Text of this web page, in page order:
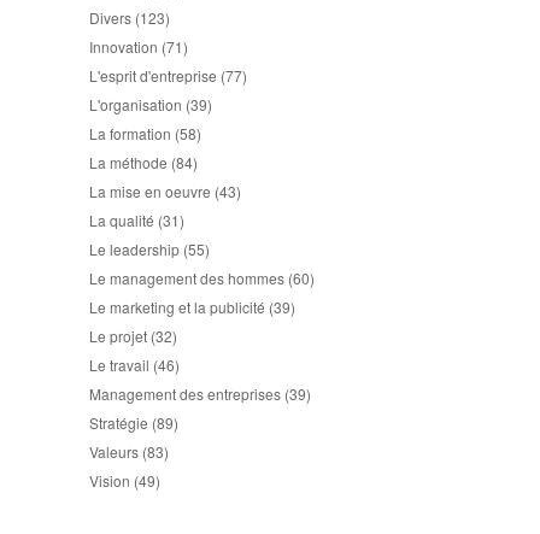
Divers (123)
Innovation (71)
L'esprit d'entreprise (77)
L'organisation (39)
La formation (58)
La méthode (84)
La mise en oeuvre (43)
La qualité (31)
Le leadership (55)
Le management des hommes (60)
Le marketing et la publicité (39)
Le projet (32)
Le travail (46)
Management des entreprises (39)
Stratégie (89)
Valeurs (83)
Vision (49)